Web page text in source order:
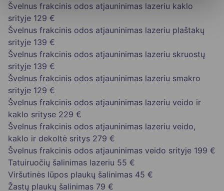
Švelnus frakcinis odos atjauninimas lazeriu kaklo
srityje 129 €
Švelnus frakcinis odos atjauninimas lazeriu plaštakų
srityje 139 €
Švelnus frakcinis odos atjauninimas lazeriu skruostų
srityje 139 €
Švelnus frakcinis odos atjauninimas lazeriu smakro
srityje 129 €
Švelnus frakcinis odos atjauninimas lazeriu veido ir
kaklo srityse 229 €
Švelnus frakcinis odos atjauninimas lazeriu veido,
kaklo ir dekoltė sritys 279 €
Švelnus frakcinis odos atjauninimas veido srityje 199 €
Tatuiruočių šalinimas lazeriu 55 €
Viršutinės lūpos plaukų šalinimas 45 €
Žastų plaukų šalinimas 79 €